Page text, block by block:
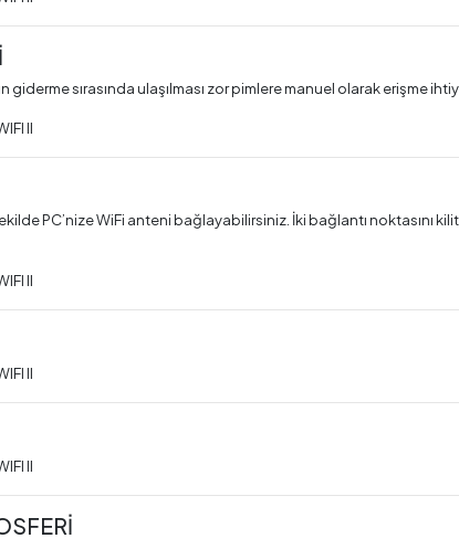
giderme sırasında ulaşılması zor pimlere manuel olarak erişme
PC’nize WiFi anteni bağlayabilirsiniz. İki bağlantı